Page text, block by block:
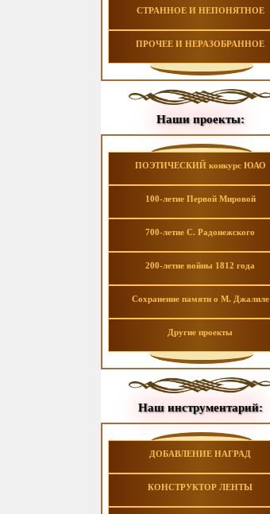
СТРАННОЕ И НЕПОНЯТНОЕ
ПРОЧЕЕ И НЕРАЗОБРАННОЕ
Наши проекты:
ПОЭТИЧЕСКИЙ конкурс ЮАО
100-летие Первой Мировой
700-летие С. Радонежского
200-летие войны 1812 года
Сохранение памяти о М. Джалиле
Другие проекты
Наш инструментарий:
ДОБАВЛЕНИЕ НАГРАД
КОНСТРУКТОР ЛЕНТЫ